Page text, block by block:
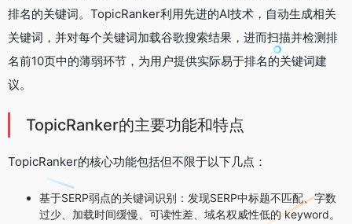
排名的关键词。TopicRanker利用先进的AI技术，自动生成相关
关键词，并对每个关键词加载谷歌搜索结果，进而扫描并检测排
名前10页中的薄弱环节，为用户提供实际易于排名的关键词建
议。
TopicRanker的主要功能和特点
TopicRanker的核心功能包括但不限于以下几点：
基于SERP弱点的关键词识别：发现SERP中标题不匹配、字数
过少、加载时间缓慢、可读性差、域名权威性低的 keyword。